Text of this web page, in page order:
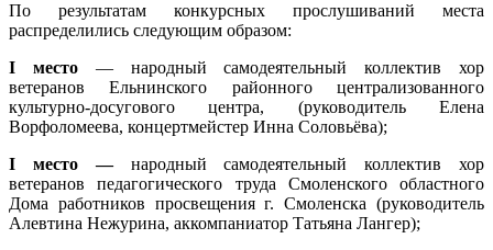
По результатам конкурсных прослушиваний места
распределились следующим образом:
I место— народный самодеятельный коллектив хор
ветеранов Ельнинского районного централизованного
культурно-досугового центра, (руководитель Елена
Ворфоломеева, концертмейстер Инна Соловьёва);
I место — народный самодеятельный коллектив хор
ветеранов педагогического труда Смоленского областного
Дома работников просвещения г. Смоленска (руководитель
Алевтина Нежурина, аккомпаниатор Татьяна Лангер);